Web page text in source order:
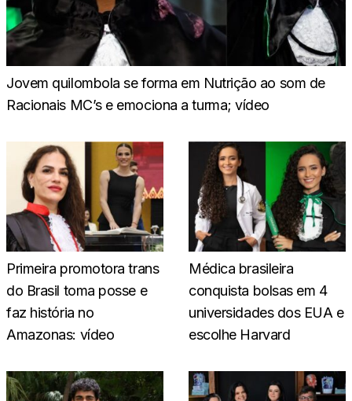
Jovem quilombola se forma em Nutrição ao som de
Racionais MC’s e emociona a turma; vídeo
Primeira promotora trans
do Brasil toma posse e
faz história no
Amazonas: vídeo
Médica brasileira
conquista bolsas em 4
universidades dos EUA e
escolhe Harvard